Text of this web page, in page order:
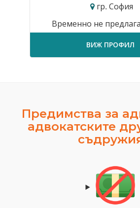
гр. София
Временно не предлага
ВИЖ ПРОФИЛ
Предимства за
адвокатските